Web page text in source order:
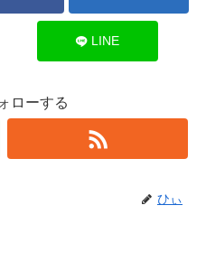
LINE
ローする
ひぃ